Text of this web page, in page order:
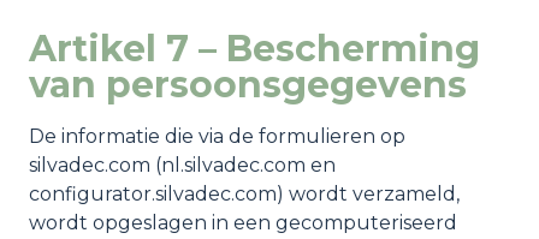
Artikel 7 – Bescherming
van persoonsgegevens
De informatie die via de formulieren op
silvadec.com (nl.silvadec.com en
configurator.silvadec.com) wordt verzameld,
wordt opgeslagen in een gecomputeriseerd